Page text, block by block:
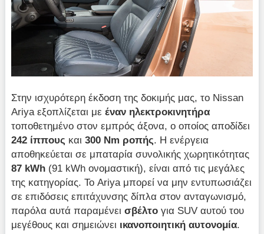
Στην ισχυρότερη έκδοση της δοκιμής μας, το Nissan
Ariya εξοπλίζεται μεέναν ηλεκτροκινητήρα
τοποθετημένο στον εμπρός άξονα, ο οποίος αποδίδει
242 ίππους και300 Nm ροπής. Η ενέργεια
αποθηκεύεται σε μπαταρία συνολικής χωρητικότητας
87 kWh (91 kWh ονομαστική), είναι από τις μεγάλες
της κατηγορίας. Το Ariya μπορεί να μην εντυπωσιάζει
σε επιδόσεις επιτάχυνσης δίπλα στον ανταγωνισμό,
παρόλα αυτά παραμένεισβέλτο για SUV αυτού του
μεγέθους και σημειώνει ικανοποιητική αυτονομία.